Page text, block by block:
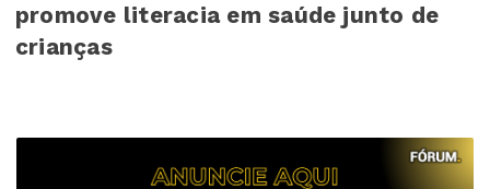
promove literacia em saúde junto de
crianças